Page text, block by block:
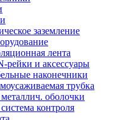
заземление
лента
рейки и аксессуары
наконечники
трубка
оболочки
контроля